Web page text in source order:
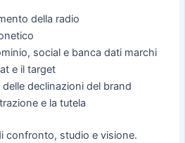
della radio
social e banca dati marchi
e il target
declinazioni del brand
e la tutela
confronto, studio e visione.